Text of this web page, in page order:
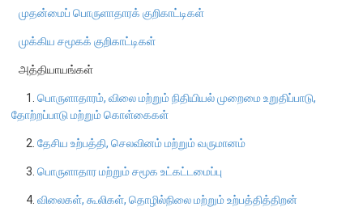
நிறுவன ரீதியான அமைப்பு
நிறுவனக் கட்டமைப்பு
முதன்மை அலுவலர்கள்
திணைக்களங்கள்
ஆளுகைக் கோவைகளும் கொள்கைகளும்
வங்கிப் பணிமனை
முதன்மைப் பொருளாதாரக் குறிகாட்டிகள்
முக்கிய சமூகக் குறிகாட்டிகள்
அத்தியாயங்கள்
1.பொருளாதாரம், விலை மற்றும் நிதியியல் முறைமை உறுதிப்பாடு,
தோற்றப்பாடு மற்றும் கொள்கைகள்
2.தேசிய உற்பத்தி, செலவினம் மற்றும் வருமானம்
3.பொருளாதார மற்றும் சமூக உட்கட்டமைப்பு
4.விலைகள், கூலிகள், தொழில்நிலை மற்றும் உற்பத்தித்திறன்